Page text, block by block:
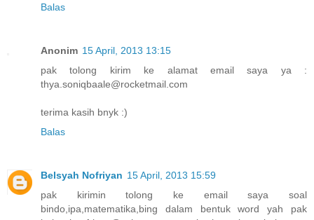
Balas
Anonim 15 April, 2013 13:15
pak tolong kirim ke alamat email saya ya :
thya.soniqbaale@rocketmail.com
terima kasih bnyk :)
Balas
Belsyah Nofriyan 15 April, 2013 15:59
pak kirimin tolong ke email saya soal
bindo,ipa,matematika,bing dalam bentuk word yah pak